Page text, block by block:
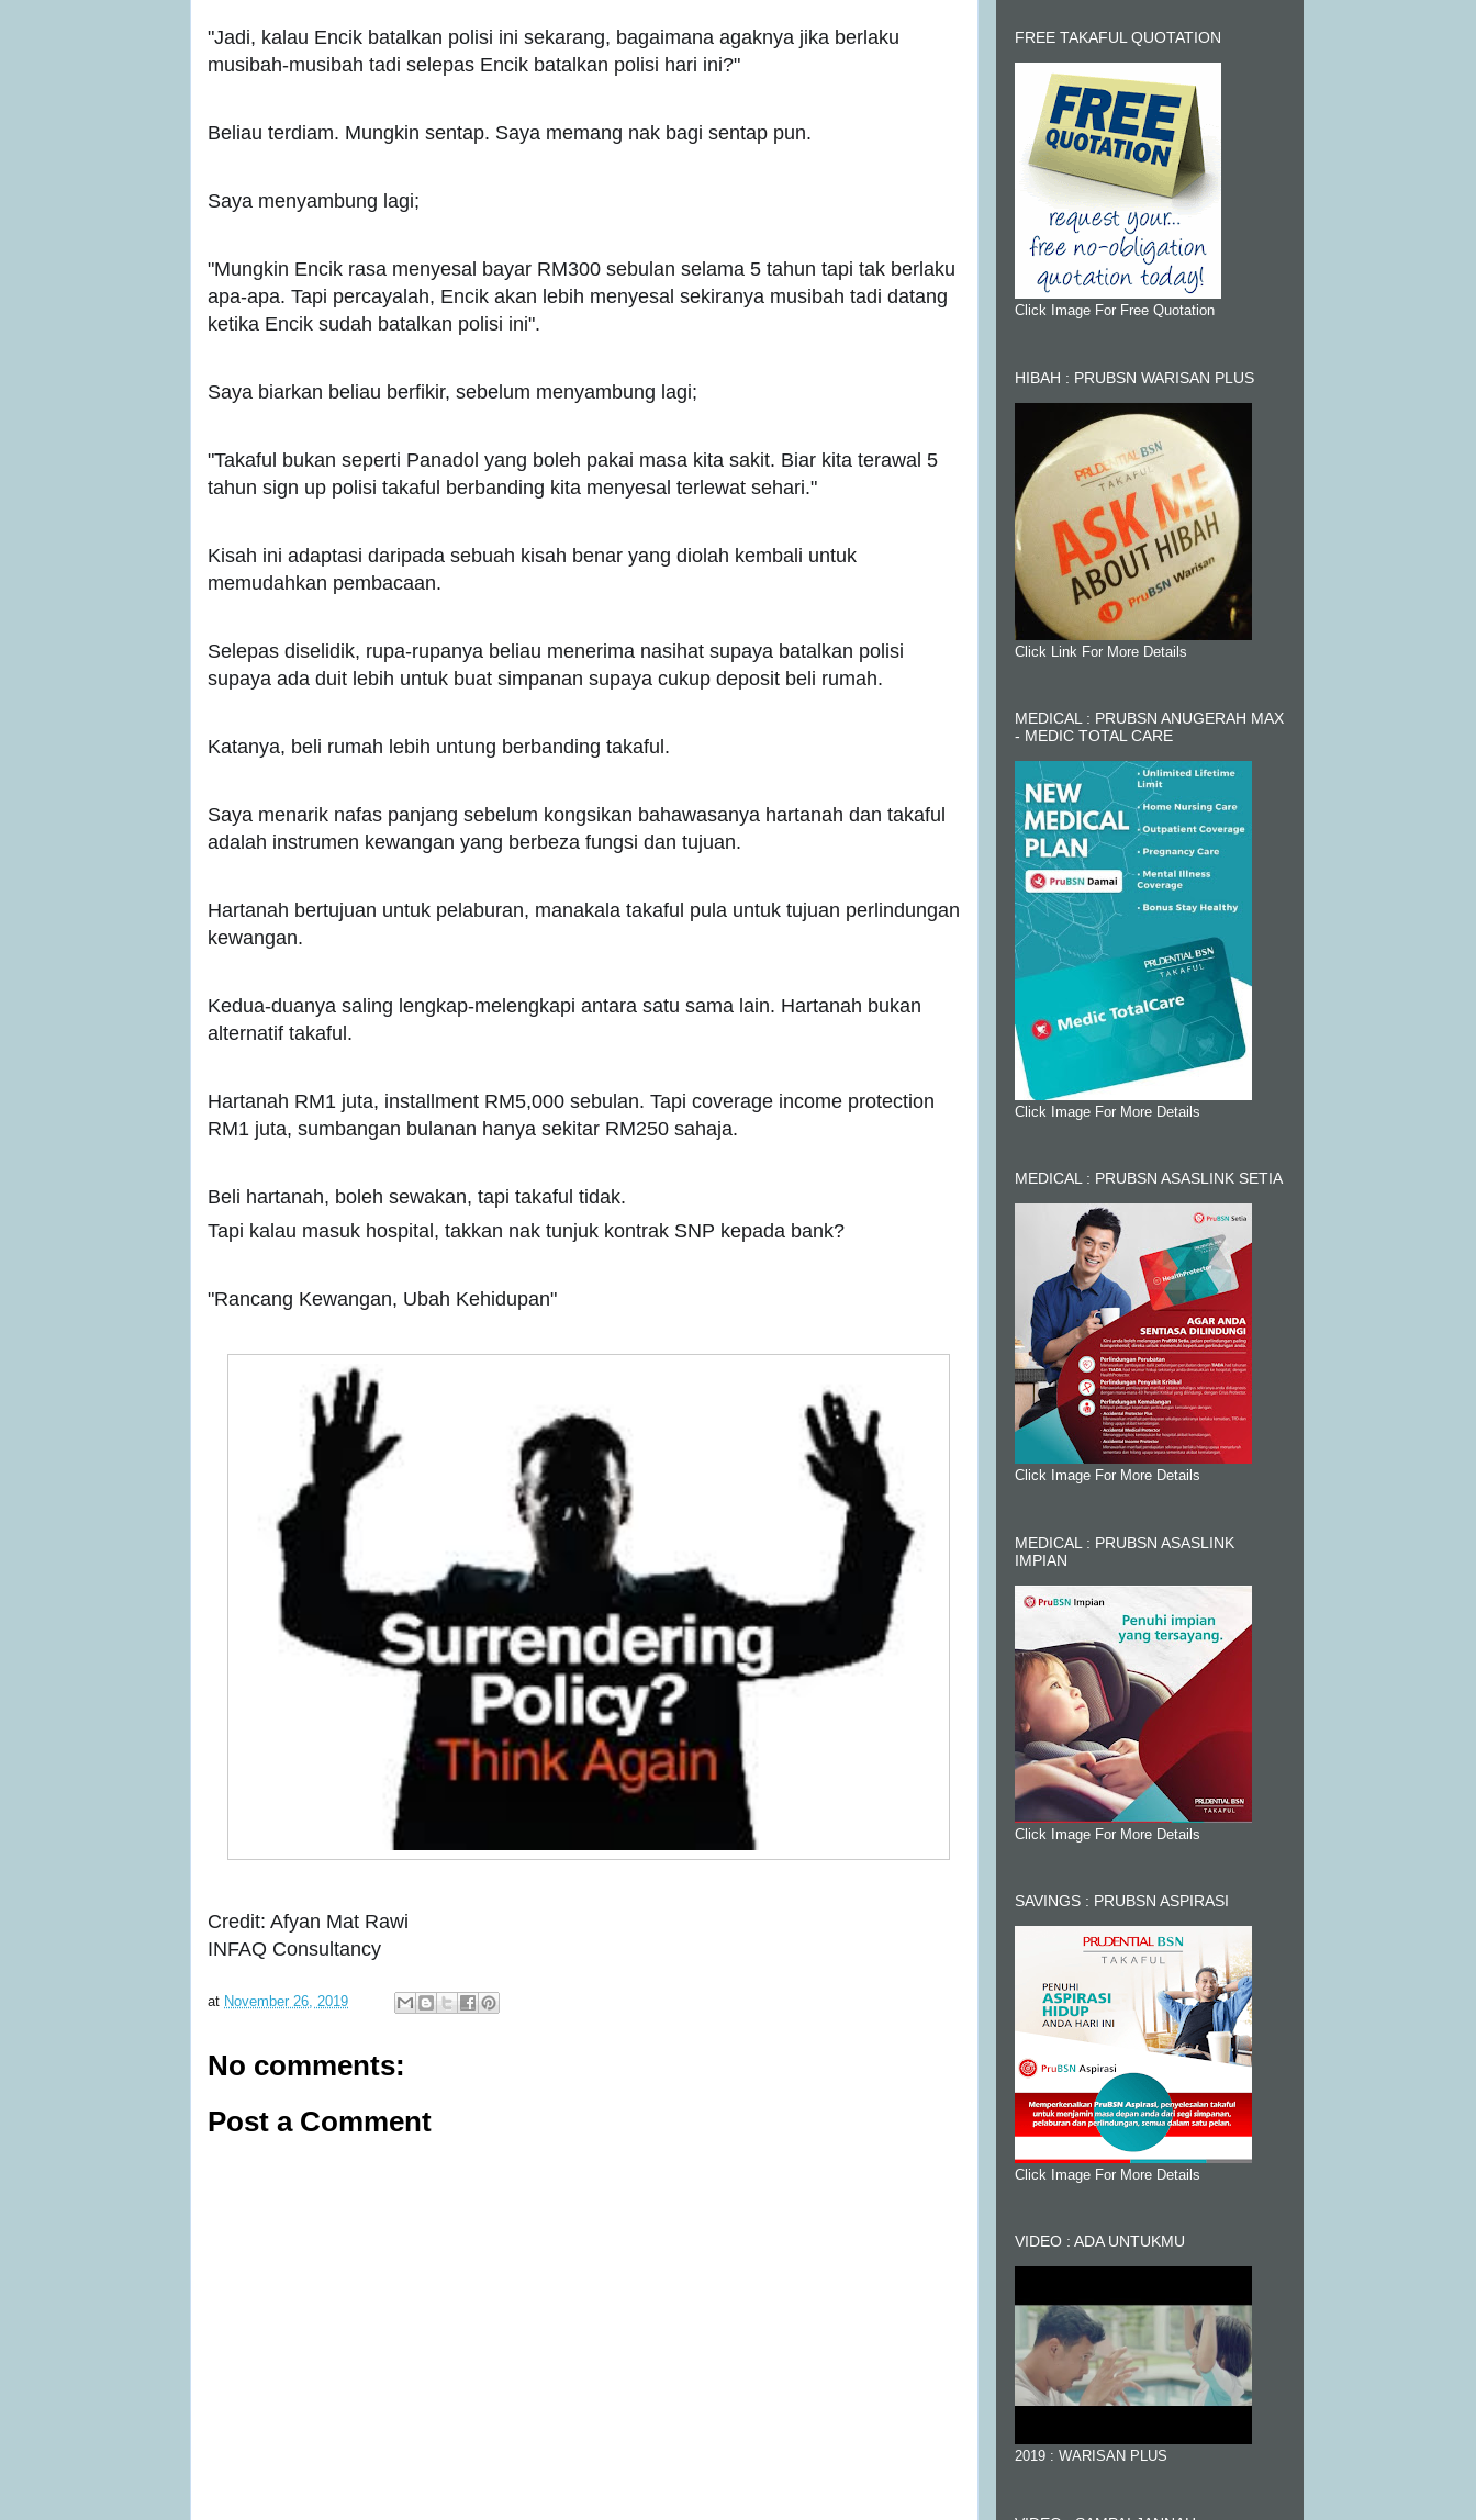
"Jadi, kalau Encik batalkan polisi ini sekarang, bagaimana agaknya jika berlaku
musibah-musibah tadi selepas Encik batalkan polisi hari ini?"
Beliau terdiam. Mungkin sentap. Saya memang nak bagi sentap pun.
Saya menyambung lagi;
"Mungkin Encik rasa menyesal bayar RM300 sebulan selama 5 tahun tapi tak berlaku
apa-apa. Tapi percayalah, Encik akan lebih menyesal sekiranya musibah tadi datang
ketika Encik sudah batalkan polisi ini".
Saya biarkan beliau berfikir, sebelum menyambung lagi;
"Takaful bukan seperti Panadol yang boleh pakai masa kita sakit. Biar kita terawal 5
tahun sign up polisi takaful berbanding kita menyesal terlewat sehari."
Kisah ini adaptasi daripada sebuah kisah benar yang diolah kembali untuk
memudahkan pembacaan.
Selepas diselidik, rupa-rupanya beliau menerima nasihat supaya batalkan polisi
supaya ada duit lebih untuk buat simpanan supaya cukup deposit beli rumah.
Katanya, beli rumah lebih untung berbanding takaful.
Saya menarik nafas panjang sebelum kongsikan bahawasanya hartanah dan takaful
adalah instrumen kewangan yang berbeza fungsi dan tujuan.
Hartanah bertujuan untuk pelaburan, manakala takaful pula untuk tujuan perlindungan
kewangan.
Kedua-duanya saling lengkap-melengkapi antara satu sama lain. Hartanah bukan
alternatif takaful.
Hartanah RM1 juta, installment RM5,000 sebulan. Tapi coverage income protection
RM1 juta, sumbangan bulanan hanya sekitar RM250 sahaja.
Beli hartanah, boleh sewakan, tapi takaful tidak.
Tapi kalau masuk hospital, takkan nak tunjuk kontrak SNP kepada bank?
"Rancang Kewangan, Ubah Kehidupan"
Credit: Afyan Mat Rawi
INFAQ Consultancy
at November 26, 2019
No comments:
Post a Comment
FREE TAKAFUL QUOTATION
Click Image For Free Quotation
HIBAH : PRUBSN WARISAN PLUS
Click Link For More Details
MEDICAL : PRUBSN ANUGERAH MAX
- MEDIC TOTAL CARE
Click Image For More Details
MEDICAL : PRUBSN ASASLINK SETIA
Click Image For More Details
MEDICAL : PRUBSN ASASLINK
IMPIAN
Click Image For More Details
SAVINGS : PRUBSN ASPIRASI
Click Image For More Details
VIDEO : ADA UNTUKMU
2019 : WARISAN PLUS